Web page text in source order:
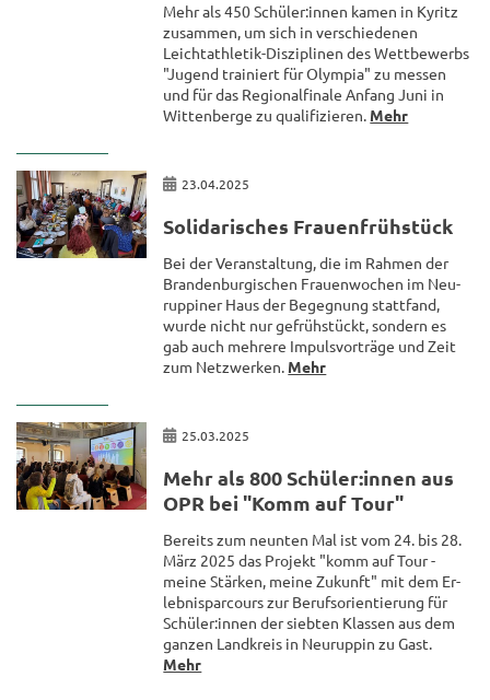
Mehr als 450 Schü­ler:innen kamen in Ky­ritz
zu­sam­men, um sich in ver­schie­de­nen
Leichtathletik-​Disziplinen des Wett­be­werbs
"Ju­gend trai­niert für Olym­pia" zu mes­sen
und für das Re­gio­nal­fi­na­le An­fang Juni in
Wit­ten­ber­ge zu qua­li­fi­zie­ren. Mehr
23.04.2025
So­li­da­ri­sches Frau­en­früh­stück
Bei der Ver­an­stal­tung, die im Rah­men der
Bran­den­bur­gi­schen Frau­en­wo­chen im Neu­
rup­pi­ner Haus der Be­geg­nung statt­fand,
wurde nicht nur ge­früh­stückt, son­dern es
gab auch meh­re­re Im­puls­vor­trä­ge und Zeit
zum Netz­wer­ken. Mehr
25.03.2025
Mehr als 800 Schü­ler:innen aus
OPR bei "Komm auf Tour"
Be­reits zum neun­ten Mal ist vom 24. bis 28.
März 2025 das Pro­jekt "komm auf Tour -
meine Stär­ken, meine Zu­kunft" mit dem Er­
leb­nis­par­cours zur Be­rufs­ori­en­tie­rung für
Schü­ler:innen der sieb­ten Klas­sen aus dem
gan­zen Land­kreis in Neu­rup­pin zu Gast.
Mehr